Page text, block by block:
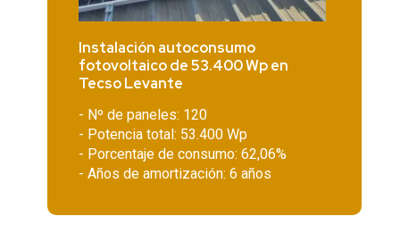
Instalación autoconsumo
fotovoltaico de 53.400 Wp en
Tecso Levante
- Nº de paneles: 120
- Potencia total: 53.400 Wp
- Porcentaje de consumo: 62,06%
- Años de amortización: 6 años